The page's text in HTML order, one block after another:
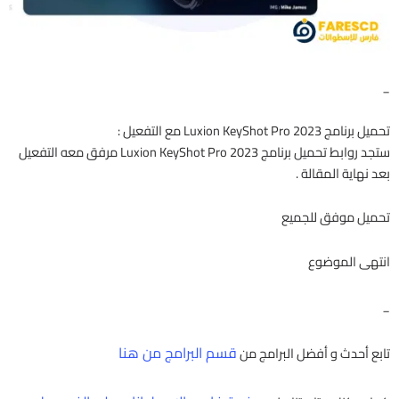
_
تحميل برنامج Luxion KeyShot Pro 2023 مع التفعيل :
ستجد روابط تحميل برنامج Luxion KeyShot Pro 2023 مرفق معه التفعيل
بعد نهاية المقالة .
تحميل موفق للجميع
انتهى الموضوع
_
تابع أحدث و أفضل البرامج منقسم البرامج من هنا